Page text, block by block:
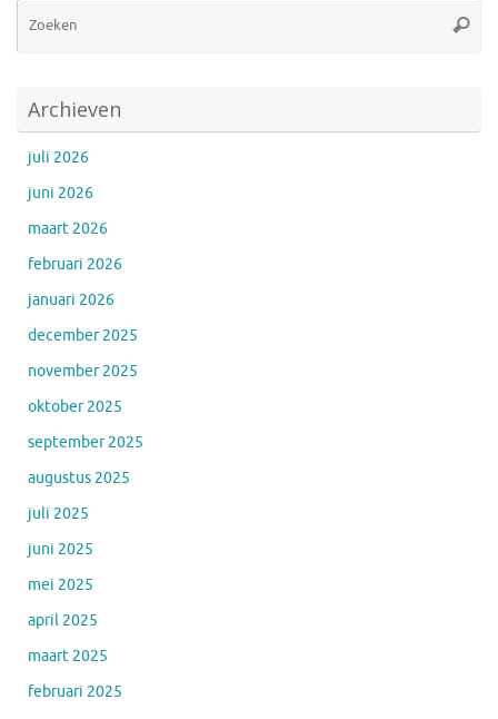
Archieven
juli 2026
juni 2026
maart 2026
februari 2026
januari 2026
december 2025
november 2025
oktober 2025
september 2025
augustus 2025
juli 2025
juni 2025
mei 2025
april 2025
maart 2025
februari 2025